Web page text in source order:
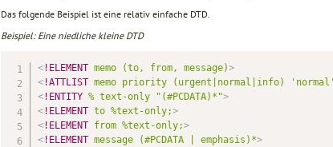
Das folgende Beispiel ist eine relativ einfache DTD.
Beispiel: Eine niedliche kleine DTD
<!ELEMENT memo (to, from, message)>
<!ATTLIST memo priority (urgent|normal|info) 'normal'
<!ENTITY % text-only "(#PCDATA)*">
<!ELEMENT to %text-only;>
<!ELEMENT from %text-only;>
<!ELEMENT message (#PCDATA emphasis)*>